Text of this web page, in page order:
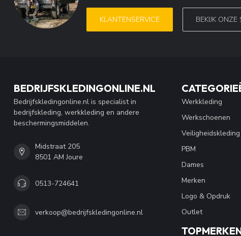
KLANTENSERVICE BEKIJK ONZE
BEDRIJFSKLEDINGONLINE.NL
Bedrijfskledingonline.nl is specialist in
bedrijfskleding, werkkleding en andere
beschermingsmiddelen.
Midstraat 205
8501 AM Joure
0513-724641
verkoop@bedrijfskledingonline.nl
Werkkleding
Werkschoenen
Veiligheidskleding
PBM
Dames
Merken
Logo & Opdruk
Outlet